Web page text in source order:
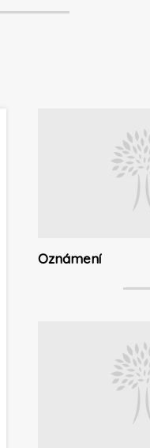
Oznámení